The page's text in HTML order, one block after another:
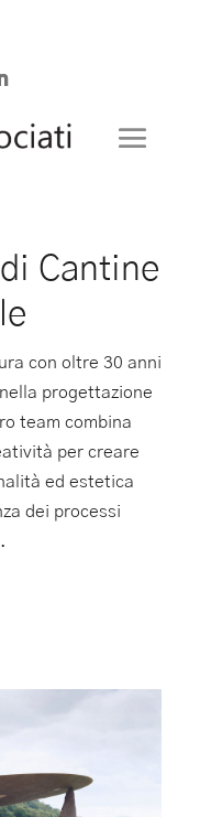
Cantine
con oltre 30 anni
progettazione
team combina
per creare
ed estetica
dei processi